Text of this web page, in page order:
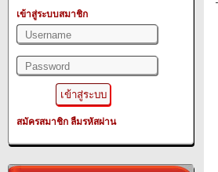
เข้าสู่ระบบสมาชิก
สมัครสมาชิก ลืมรหัสผ่าน